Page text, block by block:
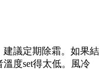
議定期除霜。如果結
度set得太低。風冷